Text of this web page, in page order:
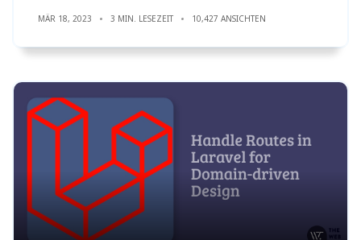
MÄR 18, 2023 3 MIN. LESEZEIT 10,427 ANSICHTEN